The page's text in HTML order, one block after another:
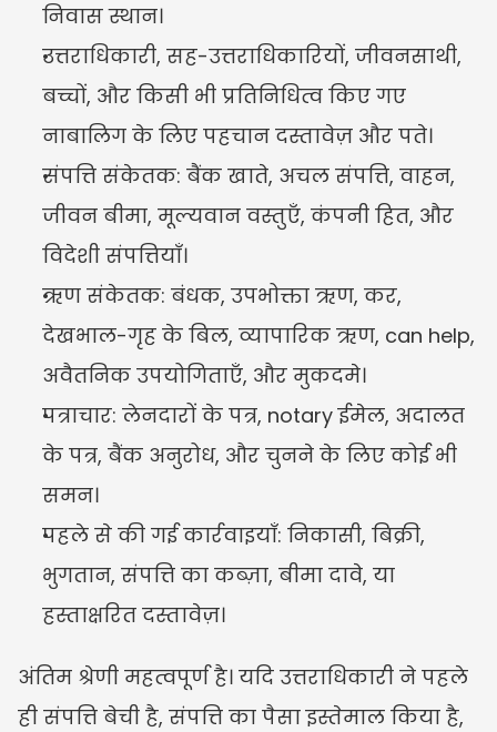
निवास स्थान।
उत्तराधिकारी, सह-उत्तराधिकारियों, जीवनसाथी,
बच्चों, और किसी भी प्रतिनिधित्व किए गए
नाबालिग के लिए पहचान दस्तावेज़ और पते।
संपत्ति संकेतक: बैंक खाते, अचल संपत्ति, वाहन,
जीवन बीमा, मूल्यवान वस्तुएँ, कंपनी हित, और
विदेशी संपत्तियाँ।
ऋण संकेतक: बंधक, उपभोक्ता ऋण, कर,
देखभाल-गृह के बिल, व्यापारिक ऋण, can help,
अवैतनिक उपयोगिताएँ, और मुकदमे।
पत्राचार: लेनदारों के पत्र, notary ईमेल, अदालत
के पत्र, बैंक अनुरोध, और चुनने के लिए कोई भी
समन।
पहले से की गई कार्रवाइयाँ: निकासी, बिक्री,
भुगतान, संपत्ति का कब्ज़ा, बीमा दावे, या
हस्ताक्षरित दस्तावेज़।
अंतिम श्रेणी महत्वपूर्ण है। यदि उत्तराधिकारी ने पहले
ही संपत्ति बेची है, संपत्ति का पैसा इस्तेमाल किया है,